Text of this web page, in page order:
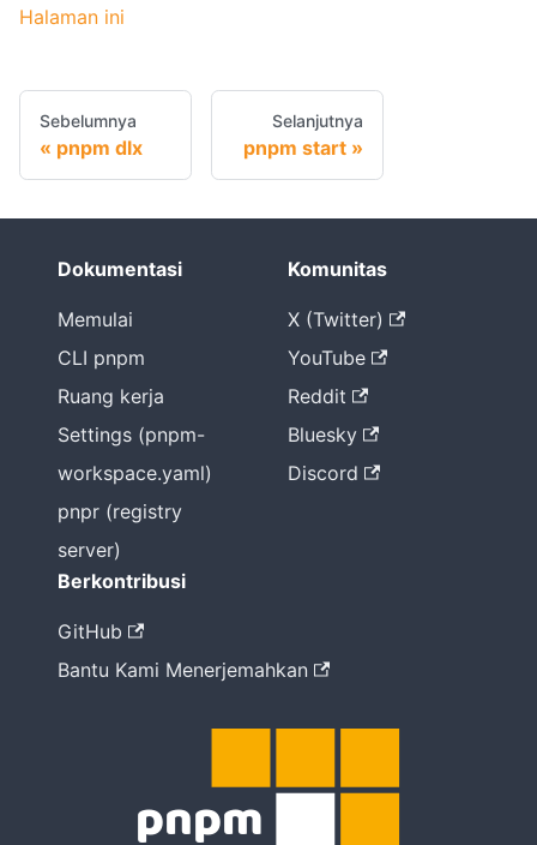
Halaman ini
Sebelumnya
pnpm dlx
Selanjutnya
pnpm start
Dokumentasi
Memulai
CLI pnpm
Ruang kerja
Settings (pnpm-
workspace.yaml)
pnpr (registry
server)
Komunitas
X (Twitter)
YouTube
Reddit
Bluesky
Discord
Berkontribusi
GitHub
Bantu Kami Menerjemahkan